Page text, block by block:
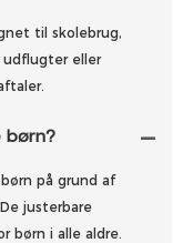
til skolebrug,
udflugter eller
børn?
på grund af
justerbare
børn i alle aldre.